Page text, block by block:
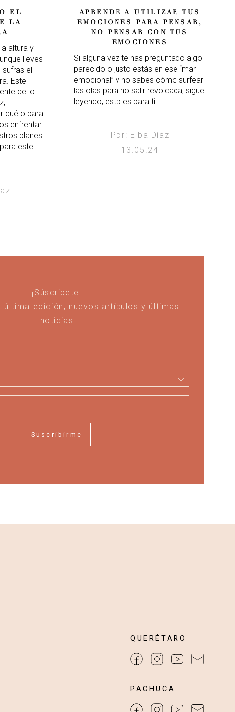
EL
LA
altura y
lleves
el
Este
de lo
qué o para
enfrentar
planes
este
APRENDE A UTILIZAR TUS
EMOCIONES PARA PENSAR,
NO PENSAR CON TUS
EMOCIONES
Si alguna vez te has preguntado algo
parecido o justo estás en ese “mar
emocional” y no sabes cómo surfear
las olas para no salir revolcada, sigue
leyendo; esto es para ti.
Por: Elba Díaz
13.05.24
¡Súscríbete!
última edición, nuevos artículos y últimas
noticias
Suscribirme
QUERÉTARO
PACHUCA